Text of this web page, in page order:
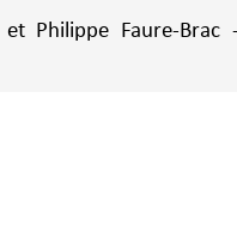
Philippe Faure-Brac